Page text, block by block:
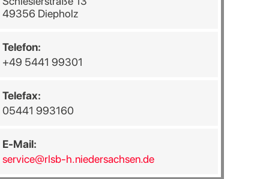
49356 Diepholz
Telefon:
+49 5441 99301
Telefax:
05441 993160
E-Mail:
service@rlsb-h.niedersachsen.de